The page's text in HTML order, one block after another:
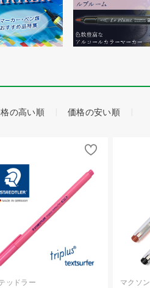
の高い順 価格の安い順
ッドラー マクソン